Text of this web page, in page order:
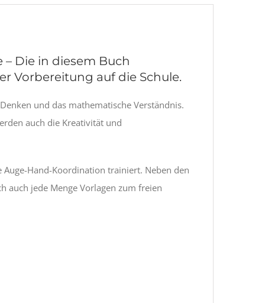
Die in diesem Buch
Vorbereitung auf die Schule.
und das mathematische Verständnis.
auch die Kreativität und
Hand-Koordination trainiert. Neben den
auch jede Menge Vorlagen zum freien